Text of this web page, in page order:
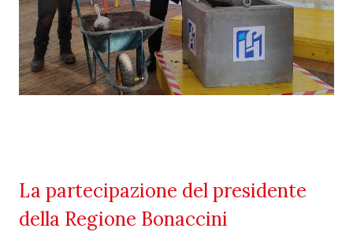
La partecipazione del presidente
della Regione Bonaccini